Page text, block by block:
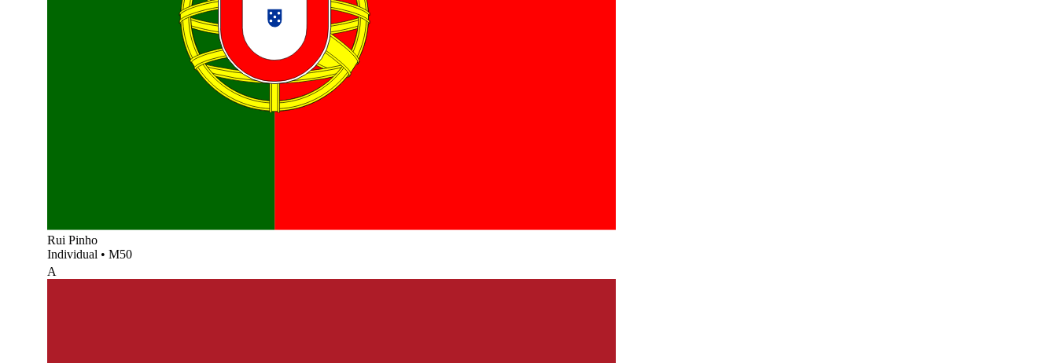
Rui Pinho
Individual • M50
A